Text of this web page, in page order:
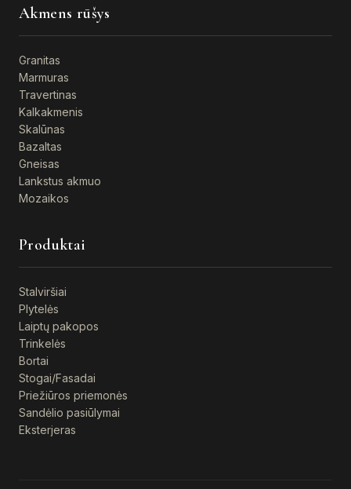
Akmens rūšys
Granitas
Marmuras
Travertinas
Kalkakmenis
Skalūnas
Bazaltas
Gneisas
Lankstus akmuo
Mozaikos
Produktai
Stalviršiai
Plytelės
Laiptų pakopos
Trinkelės
Bortai
Stogai/Fasadai
Priežiūros priemonės
Sandėlio pasiūlymai
Eksterjeras